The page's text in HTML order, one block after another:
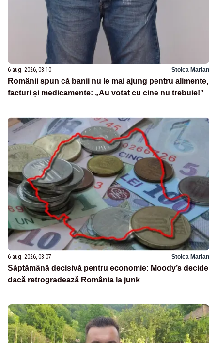
6 aug. 2026, 08:10 Stoica Marian
Românii spun că banii nu le mai ajung pentru alimente,
facturi și medicamente: „Au votat cu cine nu trebuie!”
6 aug. 2026, 08:07 Stoica Marian
Săptămână decisivă pentru economie: Moody’s decide
dacă retrogradează România la junk